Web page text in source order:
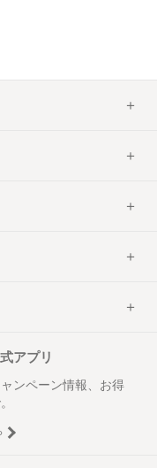
アプリ
ンペーン情報、お得